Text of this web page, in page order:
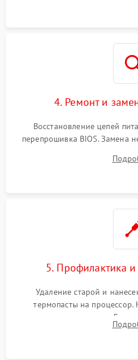
4. Ремонт и
Восстановление цепей
перепрошивка BIOS. Замена
видеокарты, процессора
восстановления и
5. Профилактика
Удаление старой и
термопасты на процессор.
комплектующих в слоты.
обеспечения правильной